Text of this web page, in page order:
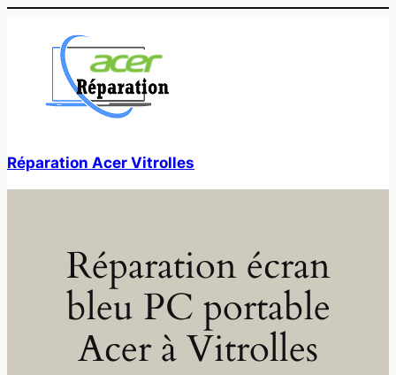
contenu
Réparation Acer Vitrolles
Réparation écran
bleu PC portable
Acer à Vitrolles